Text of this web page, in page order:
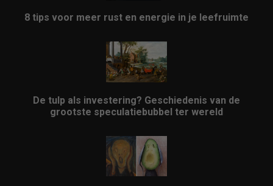
8 tips voor meer rust en energie in je leefruimte
De tulp als investering? Geschiedenis van de
grootste speculatiebubbel ter wereld